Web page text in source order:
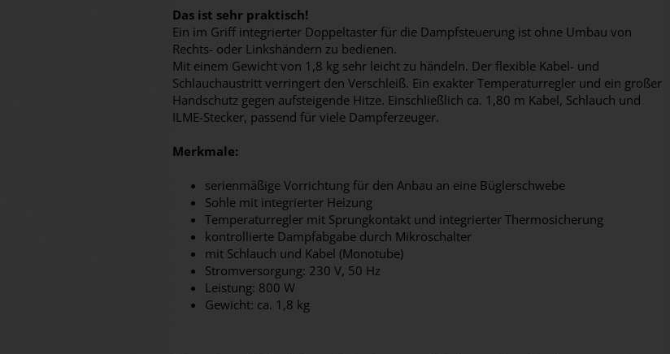
Das ist sehr praktisch!
Ein im Griff integrierter Doppeltaster für die Dampfsteuerung ist ohne Umbau von
Rechts- oder Linkshändern zu bedienen.
Mit einem Gewicht von 1,8 kg sehr leicht zu händeln. Der flexible Kabel- und
Schlauchaustritt verringert den Verschleiß. Ein exakter Temperaturregler und ein großer
Handschutz gegen aufsteigende Hitze. Einschließlich ca. 1,80 m Kabel, Schlauch und
ILME-Stecker, passend für viele Dampferzeuger.
Merkmale:
serienmäßige Vorrichtung für den Anbau an eine Büglerschwebe
Sohle mit integrierter Heizung
Temperaturregler mit Sprungkontakt und integrierter Thermosicherung
kontrollierte Dampfabgabe durch Mikroschalter
mit Schlauch und Kabel (Monotube)
Stromversorgung: 230 V, 50 Hz
Leistung: 800 W
Gewicht: ca. 1,8 kg